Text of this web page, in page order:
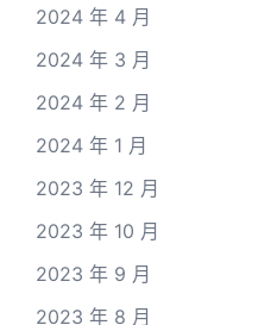
2024 年 4 月
2024 年 3 月
2024 年 2 月
2024 年 1 月
2023 年 12 月
2023 年 10 月
2023 年 9 月
2023 年 8 月